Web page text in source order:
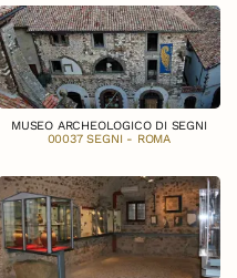
MUSEO ARCHEOLOGICO DI SEGNI
00037 SEGNI - ROMA